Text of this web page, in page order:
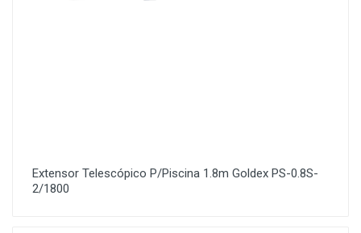
Extensor Telescópico P/Piscina 1.8m Goldex PS-0.8S-
2/1800